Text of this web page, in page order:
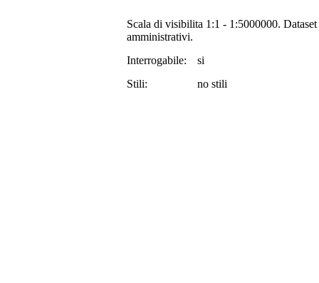
Scala di visibilita 1:1 - 1:5000000.
amministrativi.
Interrogabile:
si
Stili:
no stili